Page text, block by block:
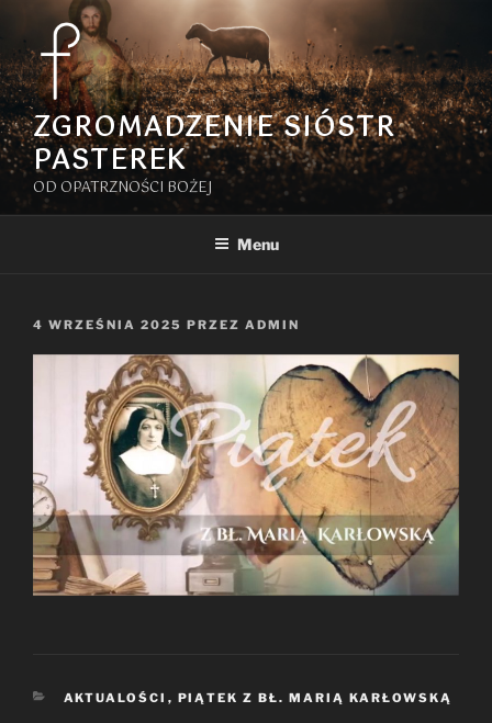
Przejdź
treści
ZGROMADZENIE SIÓSTR
PASTEREK
OD OPATRZNOŚCI BOŻEJ
Menu
OPUBLIKOWANE
4 WRZEŚNIA 2025 PRZEZ ADMIN
KATEGORIE
AKTUALOŚCI , PIĄTEK Z BŁ. MARIĄ KARŁOWSKĄ